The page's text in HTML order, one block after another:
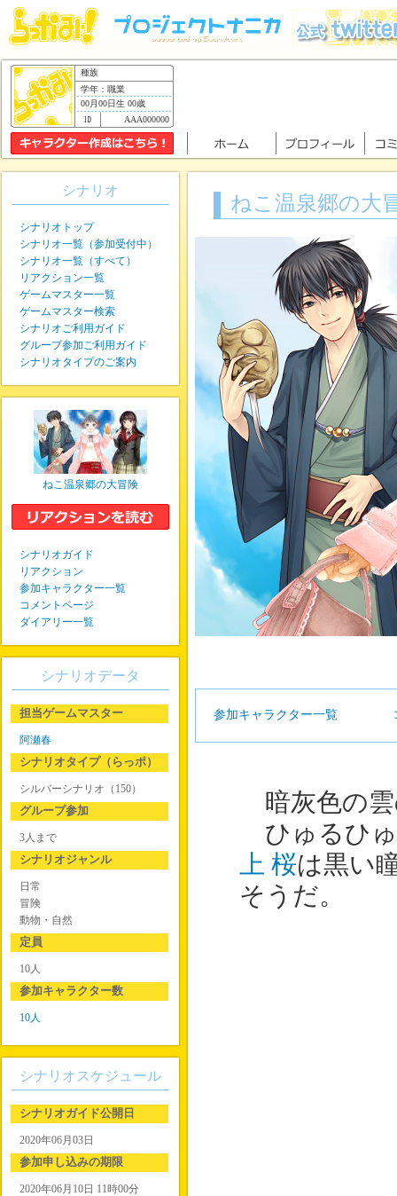
種族
学年：職業
00月00日生 00歳
AAA000000
ねこ温泉郷の大
参加キャラクター一覧
暗灰色の雲
ひゅるひゅ
上 桜は黒い
そうだ。
シナリオ
シナリオトップ
シナリオ一覧（参加受付中）
シナリオ一覧（すべて）
リアクション一覧
ゲームマスター一覧
ゲームマスター検索
シナリオご利用ガイド
グループ参加ご利用ガイド
シナリオタイプのご案内
ねこ温泉郷の大冒険
シナリオガイド
リアクション
参加キャラクター一覧
コメントページ
ダイアリー一覧
シナリオデータ
担当ゲームマスター
阿瀬春
シナリオタイプ（らっポ）
シルバーシナリオ（150）
グループ参加
3人まで
シナリオジャンル
日常
冒険
動物・自然
定員
10人
参加キャラクター数
10人
シナリオスケジュール
シナリオガイド公開日
2020年06月03日
参加申し込みの期限
2020年06月10日 11時00分